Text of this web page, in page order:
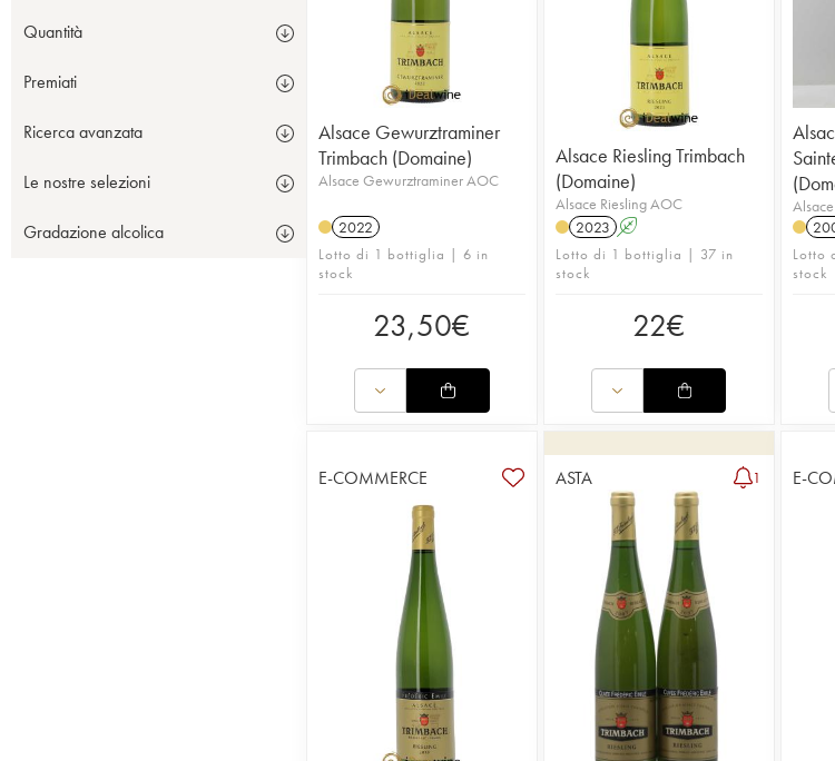
Quantità
Premiati
Ricerca avanzata
Le nostre selezioni
Gradazione alcolica
Alsace Gewurztraminer
Trimbach (Domaine)
Alsace Gewurztraminer AOC
2022
Lotto di 1 bottiglia | 6 in
stock
23,50€
Alsace Riesling Trimbach
(Domaine)
Alsace Riesling AOC
2023 A
Lotto di 1 bottiglia | 37 in
stock
22€
Lotto
stock
E-COMMERCE ASTA 1 E-